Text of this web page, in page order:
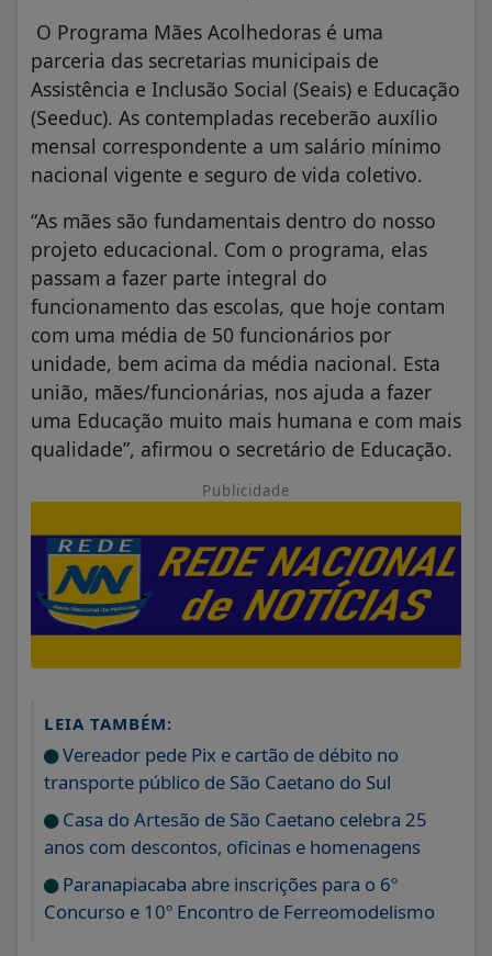
O Programa Mães Acolhedoras é uma
parceria das secretarias municipais de
Assistência e Inclusão Social (Seais) e Educação
(Seeduc). As contempladas receberão auxílio
mensal correspondente a um salário mínimo
nacional vigente e seguro de vida coletivo.
“As mães são fundamentais dentro do nosso
projeto educacional. Com o programa, elas
passam a fazer parte integral do
funcionamento das escolas, que hoje contam
com uma média de 50 funcionários por
unidade, bem acima da média nacional. Esta
união, mães/funcionárias, nos ajuda a fazer
uma Educação muito mais humana e com mais
qualidade”, afirmou o secretário de Educação.
Publicidade
LEIA TAMBÉM:
Vereador pede Pix e cartão de débito no
transporte público de São Caetano do Sul
Casa do Artesão de São Caetano celebra 25
anos com descontos, oficinas e homenagens
Paranapiacaba abre inscrições para o 6º
Concurso e 10º Encontro de Ferreomodelismo